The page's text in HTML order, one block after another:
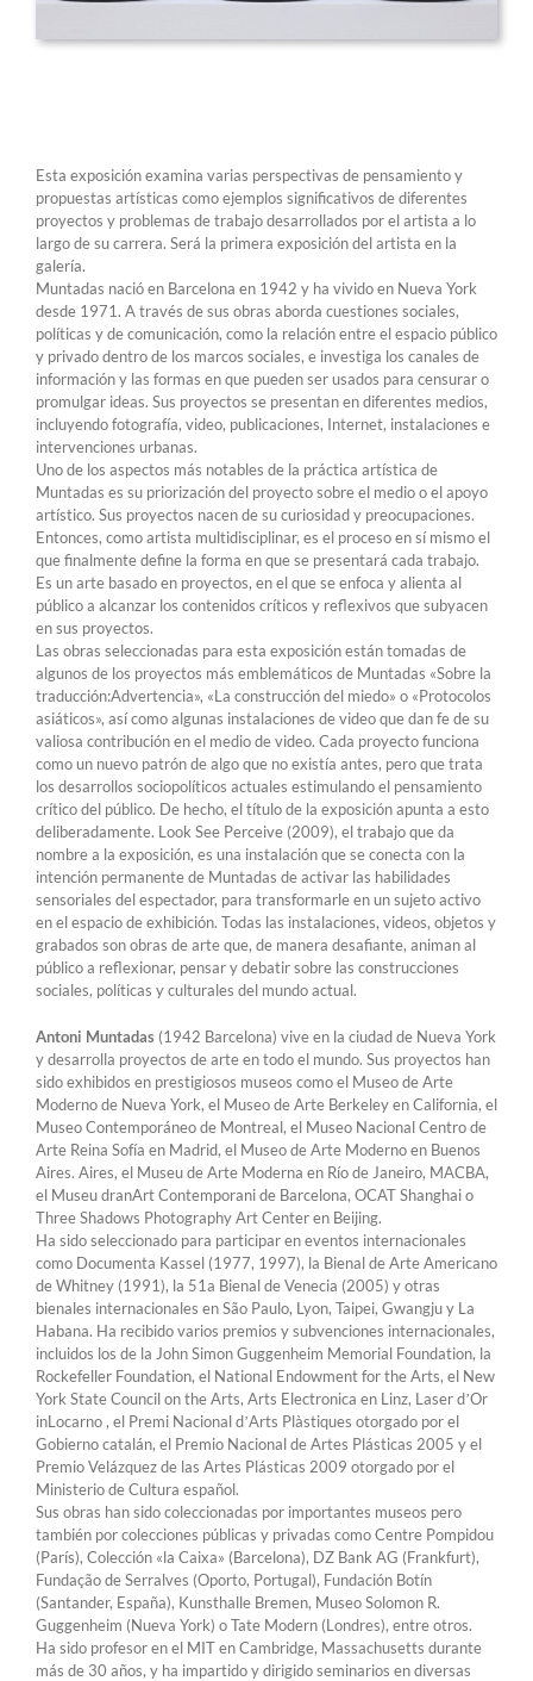
Esta exposición examina varias perspectivas de pensamiento y
propuestas artísticas como ejemplos significativos de diferentes
proyectos y problemas de trabajo desarrollados por el artista a lo
largo de su carrera. Será la primera exposición del artista en la
galería.
Muntadas nació en Barcelona en 1942 y ha vivido en Nueva York
desde 1971. A través de sus obras aborda cuestiones sociales,
políticas y de comunicación, como la relación entre el espacio público
y privado dentro de los marcos sociales, e investiga los canales de
información y las formas en que pueden ser usados para censurar o
promulgar ideas. Sus proyectos se presentan en diferentes medios,
incluyendo fotografía, video, publicaciones, Internet, instalaciones e
intervenciones urbanas.
Uno de los aspectos más notables de la práctica artística de
Muntadas es su priorización del proyecto sobre el medio o el apoyo
artístico. Sus proyectos nacen de su curiosidad y preocupaciones.
Entonces, como artista multidisciplinar, es el proceso en sí mismo el
que finalmente define la forma en que se presentará cada trabajo.
Es un arte basado en proyectos, en el que se enfoca y alienta al
público a alcanzar los contenidos críticos y reflexivos que subyacen
en sus proyectos.
Las obras seleccionadas para esta exposición están tomadas de
algunos de los proyectos más emblemáticos de Muntadas «Sobre la
traducción:Advertencia», «La construcción del miedo» o «Protocolos
asiáticos», así como algunas instalaciones de video que dan fe de su
valiosa contribución en el medio de video. Cada proyecto funciona
como un nuevo patrón de algo que no existía antes, pero que trata
los desarrollos sociopolíticos actuales estimulando el pensamiento
crítico del público. De hecho, el título de la exposición apunta a esto
deliberadamente. Look See Perceive (2009), el trabajo que da
nombre a la exposición, es una instalación que se conecta con la
intención permanente de Muntadas de activar las habilidades
sensoriales del espectador, para transformarle en un sujeto activo
en el espacio de exhibición. Todas las instalaciones, videos, objetos y
grabados son obras de arte que, de manera desafiante, animan al
público a reflexionar, pensar y debatir sobre las construcciones
sociales, políticas y culturales del mundo actual.
Antoni Muntadas (1942 Barcelona) vive en la ciudad de Nueva York
y desarrolla proyectos de arte en todo el mundo. Sus proyectos han
sido exhibidos en prestigiosos museos como el Museo de Arte
Moderno de Nueva York, el Museo de Arte Berkeley en California, el
Museo Contemporáneo de Montreal, el Museo Nacional Centro de
Arte Reina Sofía en Madrid, el Museo de Arte Moderno en Buenos
Aires. Aires, el Museu de Arte Moderna en Río de Janeiro, MACBA,
el Museu dranArt Contemporani de Barcelona, ​​OCAT Shanghai o
Three Shadows Photography Art Center en Beijing.
Ha sido seleccionado para participar en eventos internacionales
como Documenta Kassel (1977, 1997), la Bienal de Arte Americano
de Whitney (1991), la 51a Bienal de Venecia (2005) y otras
bienales internacionales en São Paulo, Lyon, Taipei, Gwangju y La
Habana. Ha recibido varios premios y subvenciones internacionales,
incluidos los de la John Simon Guggenheim Memorial Foundation, la
Rockefeller Foundation, el National Endowment for the Arts, el New
York State Council on the Arts, Arts Electronica en Linz, Laser dʼOr
inLocarno , el Premi Nacional dʼArts Plàstiques otorgado por el
Gobierno catalán, el Premio Nacional de Artes Plásticas 2005 y el
Premio Velázquez de las Artes Plásticas 2009 otorgado por el
Ministerio de Cultura español.
Sus obras han sido coleccionadas por importantes museos pero
también por colecciones públicas y privadas como Centre Pompidou
(París), Colección «la Caixa» (Barcelona), DZ Bank AG (Frankfurt),
Fundação de Serralves (Oporto, Portugal), Fundación Botín
(Santander, España), Kunsthalle Bremen, Museo Solomon R.
Guggenheim (Nueva York) o Tate Modern (Londres), entre otros.
Ha sido profesor en el MIT en Cambridge, Massachusetts durante
más de 30 años, y ha impartido y dirigido seminarios en diversas